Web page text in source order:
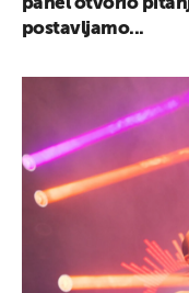
panel otvorio
postavljamo...